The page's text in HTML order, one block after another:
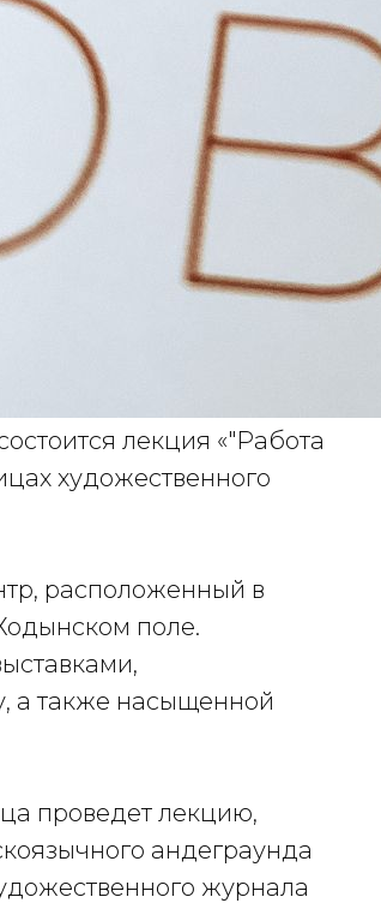
лекция «"Работа
художественного
расположенный в
поле.
а также насыщенной
проведет лекцию,
андеграунда
журнала